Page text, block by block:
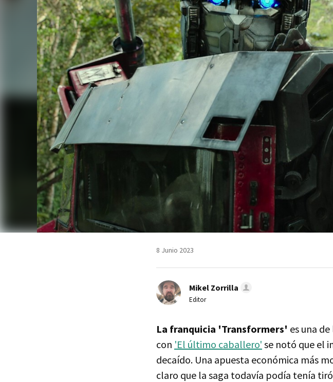
8 Junio 2023
Mikel Zorrilla
Editor
La franquicia 'Transformers' es una
con 'El último caballero' se notó que el
decaído. Una apuesta económica más
claro que la saga todavía podía tenía